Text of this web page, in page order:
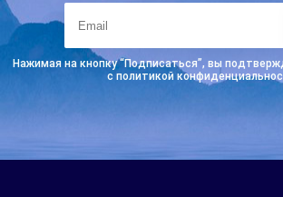
Нажимая на кнопку “Подписаться”, вы
с политикой